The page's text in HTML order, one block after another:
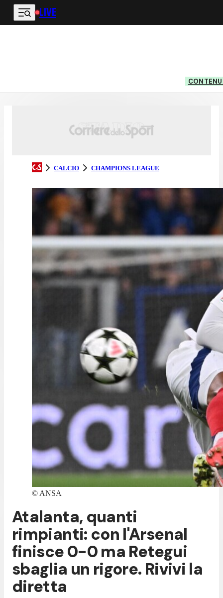
Vai al contenuto principale
LIVE
CALCIO CHAMPIONS LEAGUE
© ANSA
Atalanta, quanti
rimpianti: con l'Arsenal
finisce 0-0 ma Retegui
sbaglia un rigore. Rivivi la
diretta